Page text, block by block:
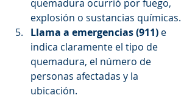
quemadura ocurrió por fuego,
explosión o sustancias químicas.
Llama a emergencias (911) e
indica claramente el tipo de
quemadura, el número de
personas afectadas y la
ubicación.